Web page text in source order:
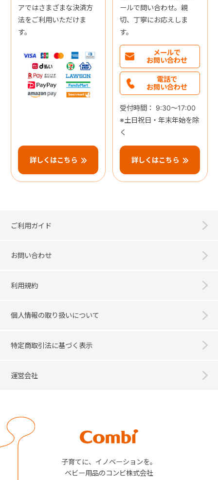
アではさまざまな決済方
法をご利用いただけま
す。
詳しくはこちら
ールで問い合わせ。親
切、丁寧にお応えしま
す。
メールで
お問い合わせ
電話で
お問い合わせ
受付時間： 9:30～17:00
※土日祝日・年末年始を除
く
詳しくはこちら
ご利用ガイド
お問い合わせ
利用規約
個人情報の取り扱いについて
特定商取引法に基づく表示
運営会社
子育てに、イノベーションを。
ベビー用品のコンビ株式会社